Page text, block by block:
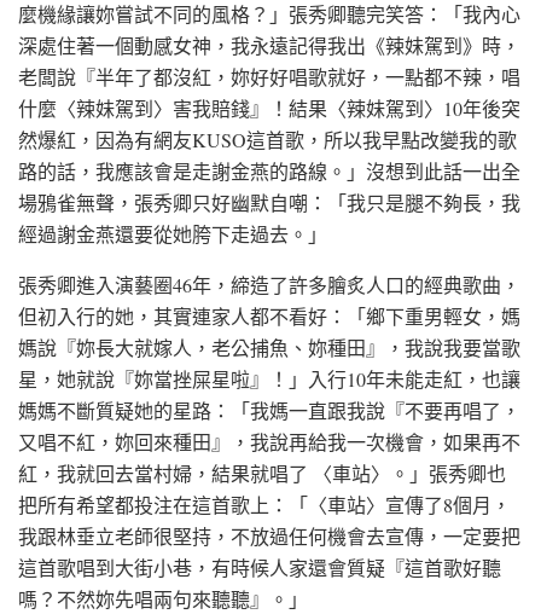
麼機緣讓妳嘗試不同的風格？」張秀卿聽完笑答：「我內心
深處住著一個動感女神，我永遠記得我出《辣妹駕到》時，
老闆說『半年了都沒紅，妳好好唱歌就好，一點都不辣，唱
什麼〈辣妹駕到〉害我賠錢』！結果〈辣妹駕到〉10年後突
然爆紅，因為有網友KUSO這首歌，所以我早點改變我的歌
路的話，我應該會是走謝金燕的路線。」沒想到此話一出全
場鴉雀無聲，張秀卿只好幽默自嘲：「我只是腿不夠長，我
經過謝金燕還要從她胯下走過去。」
張秀卿進入演藝圈46年，締造了許多膾炙人口的經典歌曲，
但初入行的她，其實連家人都不看好：「鄉下重男輕女，媽
媽說『妳長大就嫁人，老公捕魚、妳種田』，我說我要當歌
星，她就說『妳當挫屎星啦』！」入行10年未能走紅，也讓
媽媽不斷質疑她的星路：「我媽一直跟我說『不要再唱了，
又唱不紅，妳回來種田』，我說再給我一次機會，如果再不
紅，我就回去當村婦，結果就唱了 〈車站〉。」張秀卿也
把所有希望都投注在這首歌上：「〈車站〉宣傳了8個月，
我跟林垂立老師很堅持，不放過任何機會去宣傳，一定要把
這首歌唱到大街小巷，有時候人家還會質疑『這首歌好聽
嗎？不然妳先唱兩句來聽聽』。」